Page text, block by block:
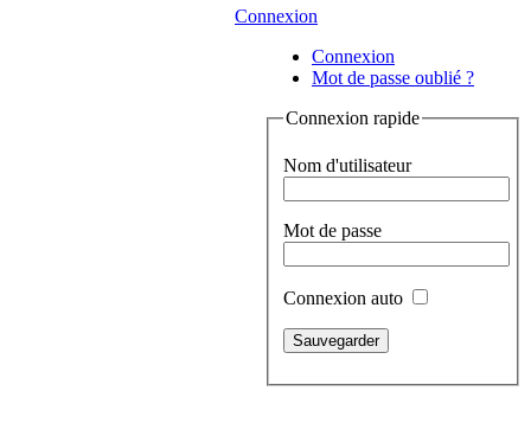
Connexion
Connexion
Mot de passe oublié ?
Connexion rapide
Nom d'utilisateur
Mot de passe
Connexion auto